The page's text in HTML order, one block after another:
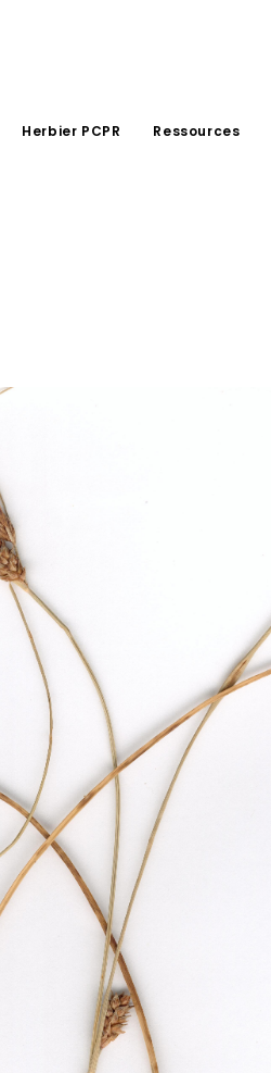
Herbier PCPR Ressources